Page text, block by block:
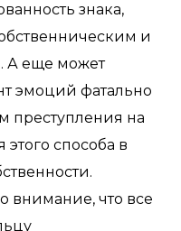
знака,
и
А еще может
эмоций фатально
преступления на
способа в
внимание, что все